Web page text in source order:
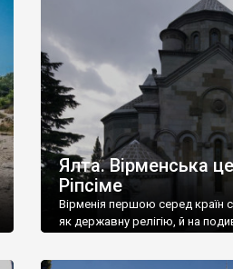
називаються «повстяками»
виробляє відмінне вино і
легке біле і дуже […]
Ялта. Вірменська
Ріпсіме
Вірменія першою серед країн
як державну релігію, й на